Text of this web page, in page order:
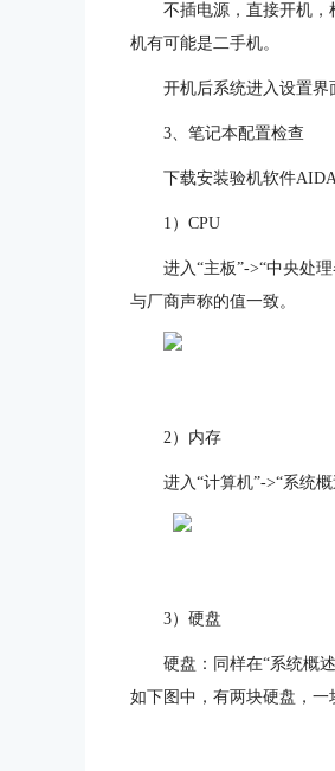
不插电源，直接开机
机有可能是二手机。
开机后系统进入设置界
3、笔记本配置检查
下载安装验机软件
1）CPU
进入“主板”->“中央处
与厂商声称的值一致。
2）内存
进入“计算机”->“系统
3）硬盘
硬盘：同样在“系统概
如下图中，有两块硬盘，一